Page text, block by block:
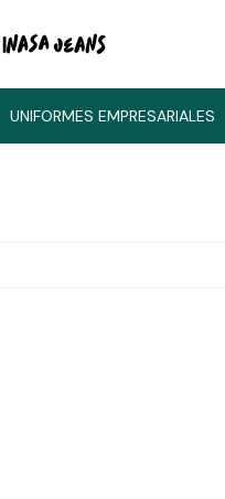
UNIFORMES EMPRESARIALES